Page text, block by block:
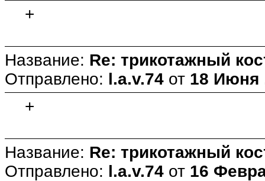
+
Название: Re: трикотажный
Отправлено: l.a.v.74 от 18 Июня
+
Название: Re: трикотажный
Отправлено: l.a.v.74 от 16